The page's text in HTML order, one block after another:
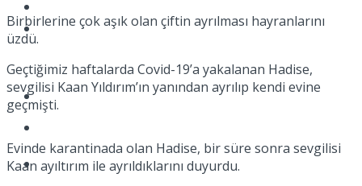
Tatil
Spor
Podcast
Birbirlerine çok aşık olan çiftin ayrılması hayranlarını
üzdü.
Geçtiğimiz haftalarda Covid-19’a yakalanan Hadise,
sevgilisi Kaan Yıldırım’ın yanından ayrılıp kendi evine
geçmişti.
Evinde karantinada olan Hadise, bir süre sonra sevgilisi
Kaan ayıltırım ile ayrıldıklarını duyurdu.